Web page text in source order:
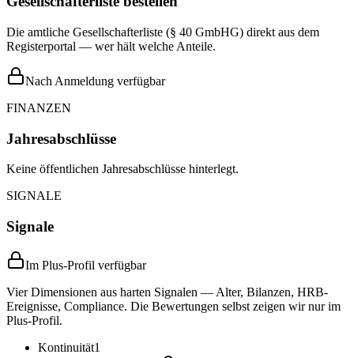
Die amtliche Gesellschafterliste (§ 40 GmbHG) direkt aus dem
Registerportal — wer hält welche Anteile.
Nach Anmeldung verfügbar
FINANZEN
Jahresabschlüsse
Keine öffentlichen Jahresabschlüsse hinterlegt.
SIGNALE
Signale
Im Plus-Profil verfügbar
Vier Dimensionen aus harten Signalen — Alter, Bilanzen, HRB-
Ereignisse, Compliance. Die Bewertungen selbst zeigen wir nur im
Plus-Profil.
Kontinuität1